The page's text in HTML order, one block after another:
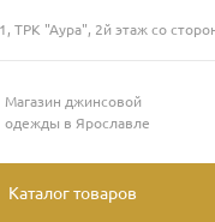
нашими
нашем веб-сайте.
ТРК "Аура", 2й этаж со
Магазин джинсовой
одежды в Ярославле
Каталог товаров